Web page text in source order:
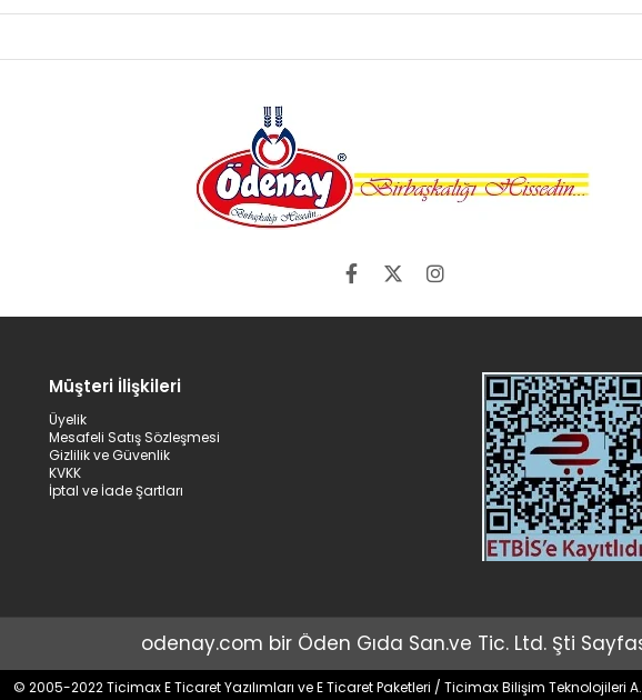
Müşteri İlişkileri
Üyelik
Mesafeli Satış Sözleşmesi
Gizlilik ve Güvenlik
KVKK
İptal ve İade Şartları
odenay.com bir Öden Gıda San.ve Tic. Ltd. Şti
© 2005-2022 Ticimax E Ticaret Yazılımları ve E Ticaret Paketleri / Ticimax Bilişim Teknolojileri